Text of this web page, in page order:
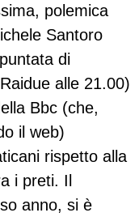
polemica
Santoro
di
alle 21.00)
Bbc (che,
il web)
rispetto alla
i preti. Il
anno, si è